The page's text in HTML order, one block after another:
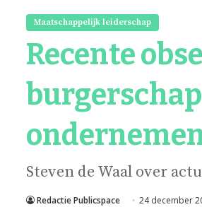
Maatschappelijk leiderschap
Recente
Steven de Waal over
Redactie Publicspace 24 december